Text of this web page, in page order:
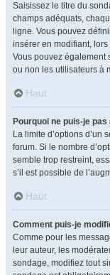
Saisissez le titre du
champs adéquats,
ligne. Vous pouvez
insérer en modifiant,
Vous pouvez également
ou non les utilisateurs à
Haut
Pourquoi ne puis-je
La limite d’options d’un
forum. Si le nombre
semble trop restreint,
s’il est possible de
Haut
Comment puis-je
Comme pour les
leur auteur, les
sondage, modifiez tout